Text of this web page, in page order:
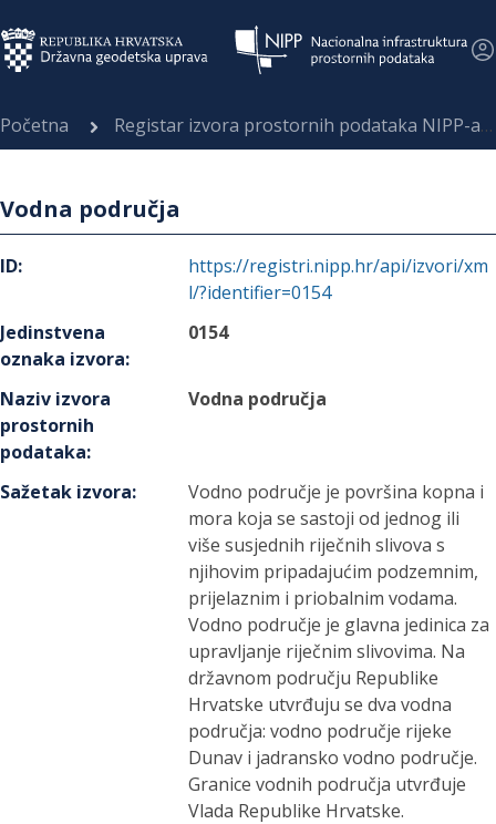
Početna Registar izvora prostornih podataka NIPP-a
Vodna područja
ID:
https://registri.nipp.hr/api/izvori/xm
l/?identifier=0154
Jedinstvena
oznaka izvora:
0154
Naziv izvora
prostornih
podataka:
Vodna područja
Sažetak izvora:
Vodno područje je površina kopna i
mora koja se sastoji od jednog ili
više susjednih riječnih slivova s
njihovim pripadajućim podzemnim,
prijelaznim i priobalnim vodama.
Vodno područje je glavna jedinica za
upravljanje riječnim slivovima. Na
državnom području Republike
Hrvatske utvrđuju se dva vodna
područja: vodno područje rijeke
Dunav i jadransko vodno područje.
Granice vodnih područja utvrđuje
Vlada Republike Hrvatske.